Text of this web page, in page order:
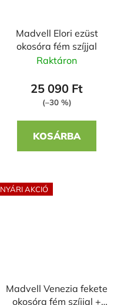
Madvell Elori ezüst
okosóra fém szíjjal
Raktáron
25 090 Ft
(–30 %)
KOSÁRBA
NYÁRI AKCIÓ
Madvell Venezia fekete
okosóra fém szíjjal +